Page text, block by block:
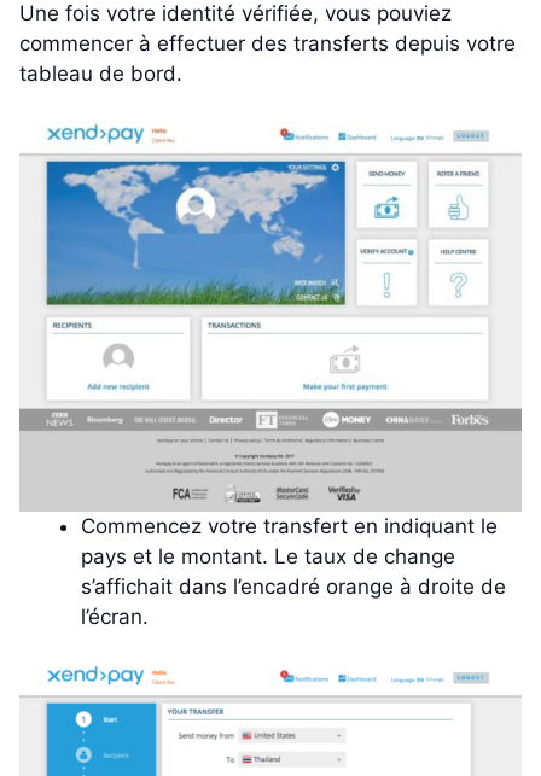
Une fois votre identité vérifiée, vous pouviez
commencer à effectuer des transferts depuis votre
tableau de bord.
Commencez votre transfert en indiquant le
pays et le montant. Le taux de change
s’affichait dans l’encadré orange à droite de
l’écran.